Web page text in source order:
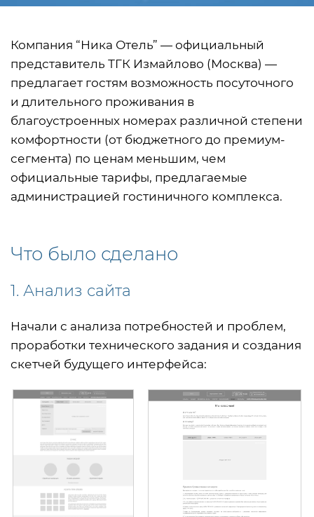
Компания “Ника Отель” — официальный
представитель ТГК Измайлово (Москва) —
предлагает гостям возможность посуточного
и длительного проживания в
благоустроенных номерах различной степени
комфортности (от бюджетного до премиум-
сегмента) по ценам меньшим, чем
официальные тарифы, предлагаемые
администрацией гостиничного комплекса.
Что было сделано
1. Анализ сайта
Начали с анализа потребностей и проблем,
проработки технического задания и создания
скетчей будущего интерфейса: